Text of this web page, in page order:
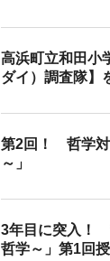
高浜町立和田小
ダイ）調査隊】
第2回！ 哲学対
～」
3年目に突入！
哲学～」第1回